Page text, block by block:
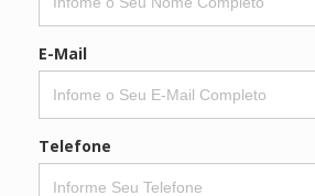
E-Mail
Telefone